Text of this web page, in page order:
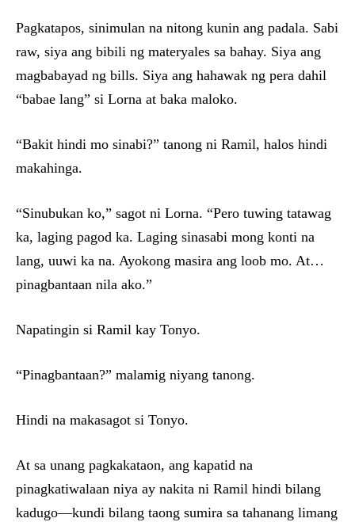
Pagkatapos, sinimulan na nitong kunin ang padala. Sabi
raw, siya ang bibili ng materyales sa bahay. Siya ang
magbabayad ng bills. Siya ang hahawak ng pera dahil
“babae lang” si Lorna at baka maloko.
“Bakit hindi mo sinabi?” tanong ni Ramil, halos hindi
makahinga.
“Sinubukan ko,” sagot ni Lorna. “Pero tuwing tatawag
ka, laging pagod ka. Laging sinasabi mong konti na
lang, uuwi ka na. Ayokong masira ang loob mo. At…
pinagbantaan nila ako.”
Napatingin si Ramil kay Tonyo.
“Pinagbantaan?” malamig niyang tanong.
Hindi na makasagot si Tonyo.
At sa unang pagkakataon, ang kapatid na
pinagkatiwalaan niya ay nakita ni Ramil hindi bilang
kadugo—kundi bilang taong sumira sa tahanang limang